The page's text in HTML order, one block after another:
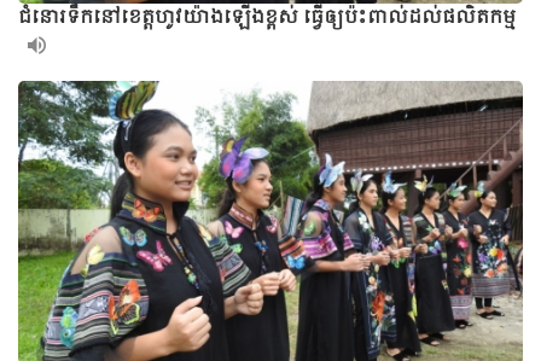
ជំនោរទឹកនៅខេត្តហូវយ៉ាងឡើងខ្ពស់ ធ្វើឲ្យប៉ះពាល់ដល់ផលិតកម្ម